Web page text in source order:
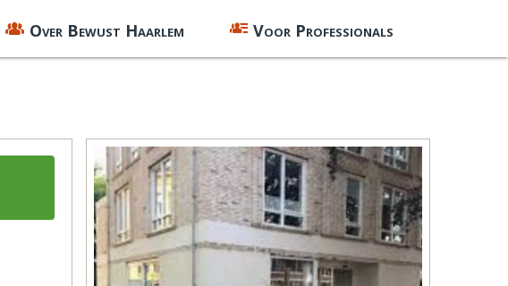
Over Bewust Haarlem Voor Professionals